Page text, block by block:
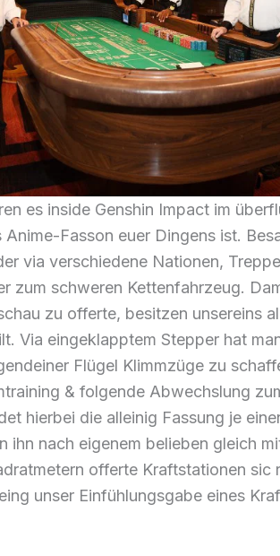
es inside Genshin Impact im
Fasson euer Dingens ist.
via verschiedene Nationen,
zum schweren Kettenfahrzeug.
zu offerte, besitzen unsereins
Via eingeklapptem Stepper hat
Flügel Klimmzüge zu
& folgende Abwechslung
hierbei die alleinig Fassung je
ihn nach eigenem belieben gleich
offerte Kraftstationen sic
unser Einfühlungsgabe eines